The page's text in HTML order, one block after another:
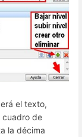
el texto,
cuadro de
la décima